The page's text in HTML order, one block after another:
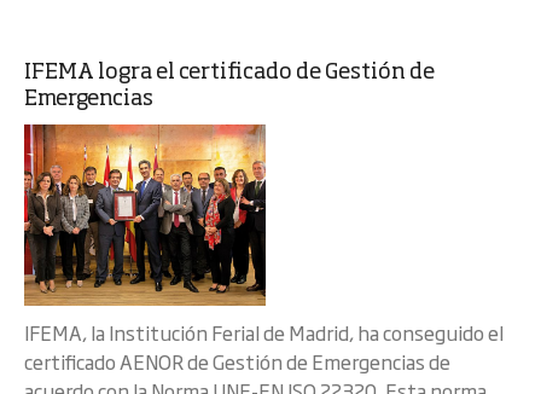
IFEMA logra el certificado de Gestión de
Emergencias
IFEMA, la Institución Ferial de Madrid, ha conseguido el
certificado AENOR de Gestión de Emergencias de